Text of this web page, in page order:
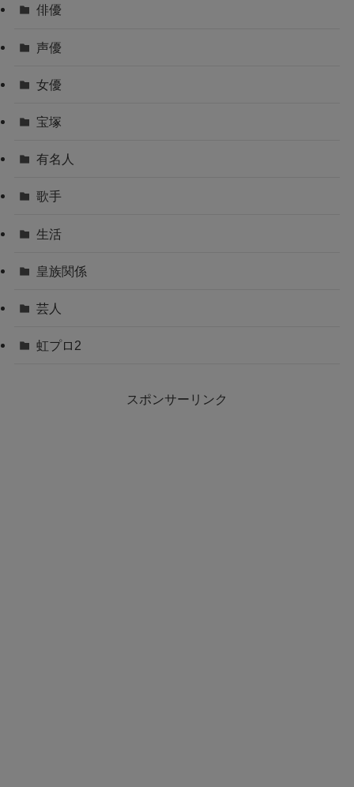
俳優
声優
女優
宝塚
有名人
歌手
生活
皇族関係
芸人
虹プロ2
スポンサーリンク